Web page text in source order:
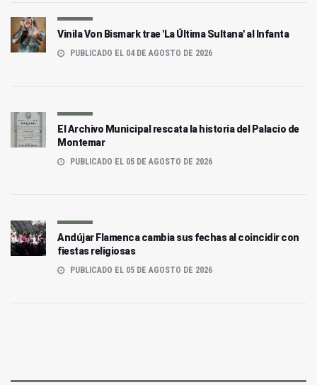
Vinila Von Bismark trae 'La Última Sultana' al Infanta
PUBLICADO EL 04 DE AGOSTO DE 2026
El Archivo Municipal rescata la historia del Palacio de
Montemar
PUBLICADO EL 05 DE AGOSTO DE 2026
Andújar Flamenca cambia sus fechas al coincidir con
fiestas religiosas
PUBLICADO EL 05 DE AGOSTO DE 2026